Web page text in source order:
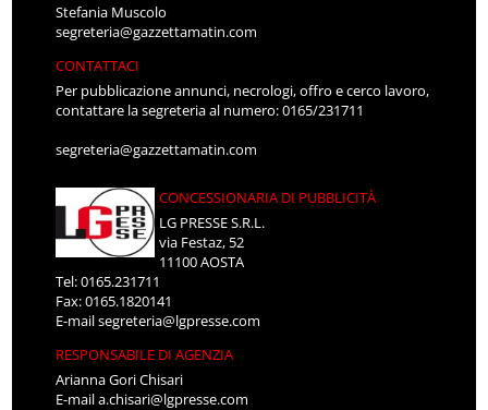
Stefania Muscolo
segreteria@gazzettamatin.com
CONTATTACI
Per pubblicazione annunci, necrologi, offro e cerco lavoro,
contattare la segreteria al numero: 0165/231711
segreteria@gazzettamatin.com
CONCESSIONARIA DI PUBBLICITÀ
LG PRESSE S.R.L.
via Festaz, 52
11100 AOSTA
Tel: 0165.231711
Fax: 0165.1820141
E-mailsegreteria@lgpresse.com
RESPONSABILE DI AGENZIA
Arianna Gori Chisari
E-maila.chisari@lgpresse.com